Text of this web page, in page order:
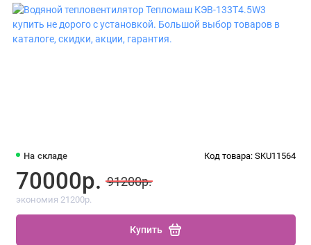
На складе Код товара: SKU11564
70000р. 91200р.
экономия 21200р.
Купить